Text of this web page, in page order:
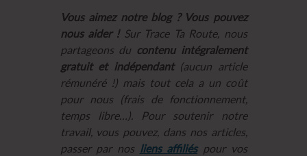
Vous aimez notre blog ? Vous pouvez
nous aider !Sur Trace Ta Route, nous
partageons du contenu intégralement
gratuit et indépendant(aucun article
rémunéré !) mais tout cela a un coût
pour nous (frais de fonctionnement,
temps libre…). Pour soutenir notre
travail, vous pouvez, dans nos articles,
passer par nos liens affiliéspour vos